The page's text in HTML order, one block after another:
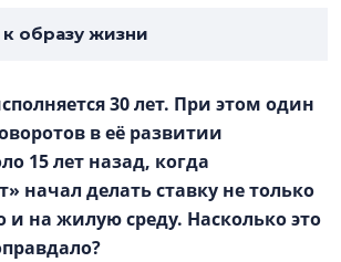
образу жизни
30 лет. При этом один
в её развитии
15 лет назад, когда
начал делать ставку не только
и на жилую среду. Насколько это